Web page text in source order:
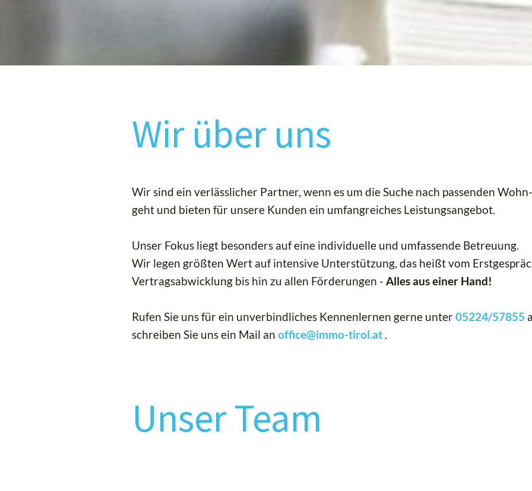
Wir über uns
Wir sind ein verlässlicher Partner, wenn es um die Suche nach passenden
geht und bieten für unsere Kunden ein umfangreiches Leistungsangebot.
Unser Fokus liegt besonders auf eine individuelle und umfassende Betreuung.
Wir legen größten Wert auf intensive Unterstützung, das heißt vom
Vertragsabwicklung bis hin zu allen Förderungen - Alles aus einer Hand!
Rufen Sie uns für ein unverbindliches Kennenlernen gerne unter05224/57855
schreiben Sie uns ein Mail an office@immo-tirol.at .
Unser Team